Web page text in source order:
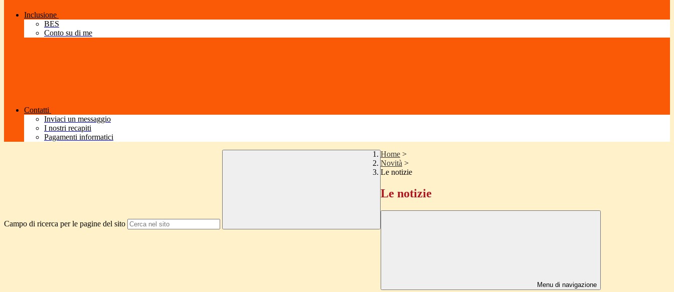
Inclusione
BES
Conto su di me
Contatti
Inviaci un messaggio
I nostri recapiti
Pagamenti informatici
Campo di ricerca per le pagine del sito
Home >
Novità >
Le notizie
Le notizie
Menu di navigazione